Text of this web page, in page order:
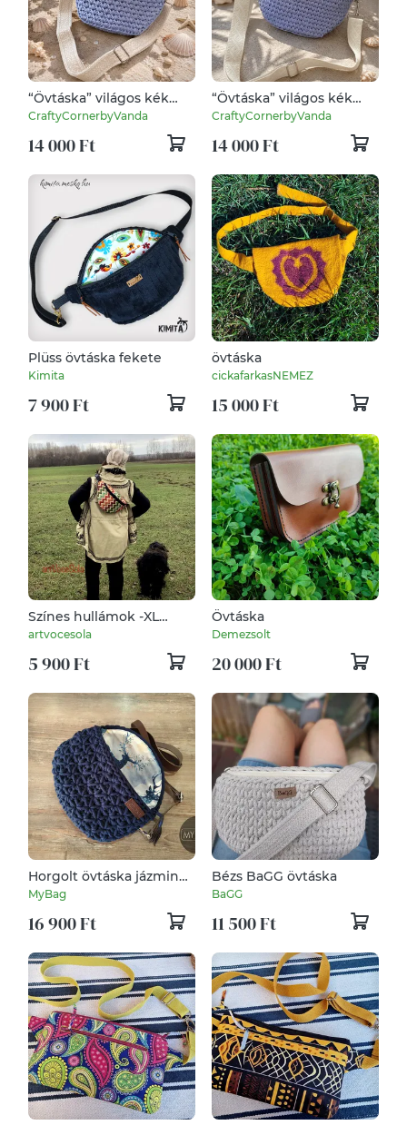
“Övtáska” világos kék
színben
CraftyCornerbyVanda
14 000 Ft
“Övtáska” világos kék
színben
CraftyCornerbyVanda
14 000 Ft
Plüss övtáska fekete
Kimita
7 900 Ft
övtáska
cickafarkasNEMEZ
15 000 Ft
Színes hullámok -XL
nagy Övtáska
artvocesola
5 900 Ft
Övtáska
Demezsolt
20 000 Ft
Horgolt övtáska jázmin
mintával - MÉLYKÉK
MyBag
16 900 Ft
Bézs BaGG övtáska
BaGG
11 500 Ft